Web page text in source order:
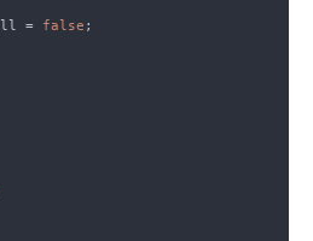
= false